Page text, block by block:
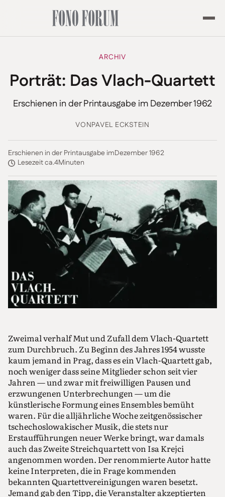
ARCHIV
Porträt: Das Vlach-Quartett
Erschienen in der Printausgabe im Dezember 1962
VONPAVEL ECKSTEIN
Erschienen in der Printausgabe imDezember 1962
Lesezeit ca.4Minuten
Zweimal verhalf Mut und Zufall dem Vlach-Quartett
zum Durchbruch. Zu Beginn des Jahres 1954 wusste
kaum jemand in Prag, dass es ein Vlach-Quartett gab,
noch weniger dass seine Mitglieder schon seit vier
Jahren — und zwar mit freiwilligen Pausen und
erzwungenen Unterbrechungen — um die
künstlerische Formung eines Ensembles bemüht
waren. Für die alljährliche Woche zeitgenössischer
tschechoslowakischer Musik, die stets nur
Erstaufführungen neuer Werke bringt, war damals
auch das Zweite Streichquartett von Isa Krejci
angenommen worden. Der renommierte Autor hatte
keine Interpreten, die in Frage kommenden
bekannten Quartettvereinigungen waren besetzt.
Jemand gab den Tipp, die Veranstalter akzeptierten